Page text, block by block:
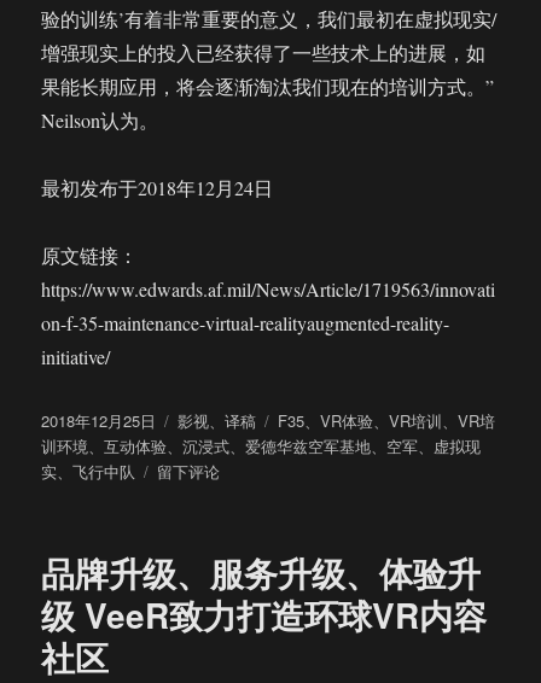
验的训练’有着非常重要的意义，我们最初在虚拟现实/
增强现实上的投入已经获得了一些技术上的进展，如
果能长期应用，将会逐渐淘汰我们现在的培训方式。”
Neilson认为。
最初发布于2018年12月24日
原文链接：
https://www.edwards.af.mil/News/Article/1719563/innovati
on-f-35-maintenance-virtual-realityaugmented-reality-
initiative/
发
布
于
2018年12月25日
分
类
影视、译稿
标
签
F35、VR体验、VR培训、VR培
训环境、互动体验、沉浸式、爱德华兹空军基地、 空军、 虚拟现
实、飞行中队
于
德
华
兹
留下评论
品牌升级、服务升级、体验升
级 VeeR致力打造环球VR内容
社区